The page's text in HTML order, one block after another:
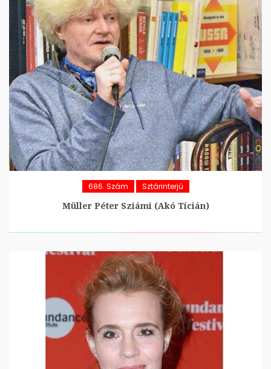
686. Szám Sztárinterjú
Müller Péter Sziámi (Akó Tícián)